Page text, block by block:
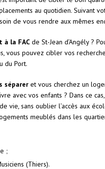
au quotidien. Suivant
de vous rendre aux mêmes
à la FAC de St-Jean d’Angély ?
vous pouvez cibler vos
du Port.
séparer et vous cherchez un
avec vos enfants ? Dans ce
vie, sans oublier l’accès aux
meublés dans les
;
(Thiers).